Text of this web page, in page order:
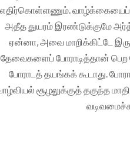
எதிர்கொள்ளணும். வாழ்க்கையைப்
அதீத துயரம் இரண்டுக்குமே
ஏன்னா, அவை மாறிக்கிட்டே
தேவைகளைப் போராடித்தான்
போராடத் தயங்கக் கூடாது.
சூழலுக்குத் தகுந்த